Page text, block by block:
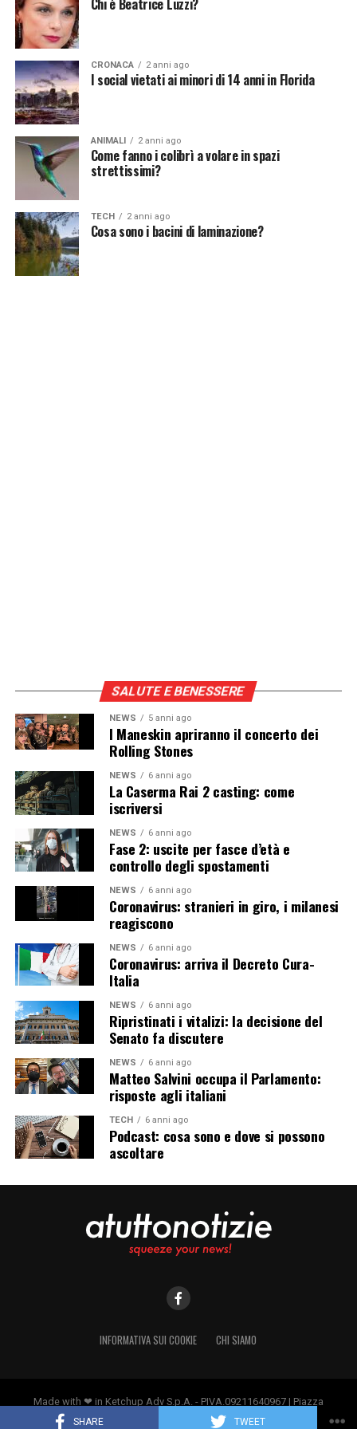
SHARE TWEET
https://www.ilciriaco.it/2023/12/10/beatrice-luzzi-
incantevole-da-giovanissima-la-foto-in-copertina-
comera-la-concorrente-del-grande-fratello/]
Continua a leggere su atuttonotizie.it
Vuoi essere sempre aggiornato e ricevere le principali
notizie del giorno?
Chi è Beatrice Luzzi?
CRONACA 2 anni ago
I social vietati ai minori di 14 anni in Florida
ANIMALI 2 anni ago
Come fanno i colibrì a volare in spazi
strettissimi?
TECH 2 anni ago
Cosa sono i bacini di laminazione?
SALUTE E BENESSERE
NEWS 5 anni ago
I Maneskin apriranno il concerto dei
Rolling Stones
NEWS 6 anni ago
La Caserma Rai 2 casting: come
iscriversi
NEWS 6 anni ago
Fase 2: uscite per fasce d’età e
controllo degli spostamenti
NEWS 6 anni ago
Coronavirus: stranieri in giro, i milanesi
reagiscono
NEWS 6 anni ago
Coronavirus: arriva il Decreto Cura-
Italia
NEWS 6 anni ago
Ripristinati i vitalizi: la decisione del
Senato fa discutere
NEWS 6 anni ago
Matteo Salvini occupa il Parlamento:
risposte agli italiani
TECH 6 anni ago
Podcast: cosa sono e dove si possono
ascoltare
INFORMATIVA SUI COOKIE CHI SIAMO
Made with ❤ in Ketchup Adv S.p.A. - PIVA.09211640967 | Piazza
Borromeo 14, 20123 Milano